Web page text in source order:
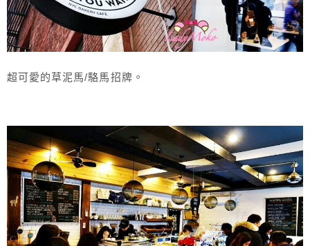
超可愛的草泥馬/駱馬招牌。